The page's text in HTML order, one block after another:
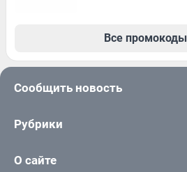
Все промокоды
Сообщить новость
Рубрики
О сайте